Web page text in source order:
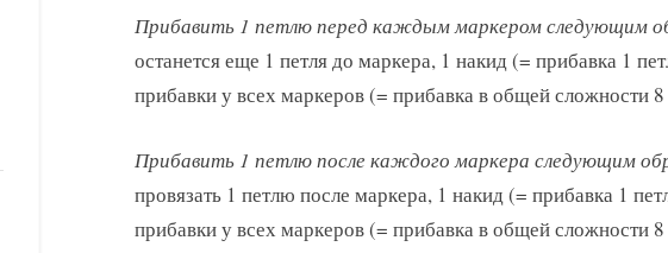
Прибавить 1 петлю перед каждым маркером следующим
останется еще 1 петля до маркера, 1 накид (= прибавка 1
прибавки у всех маркеров (= прибавка в общей сложности 8
Прибавить 1 петлю после каждого маркера следующим
провязать 1 петлю после маркера, 1 накид (= прибавка 1
прибавки у всех маркеров (= прибавка в общей сложности 8